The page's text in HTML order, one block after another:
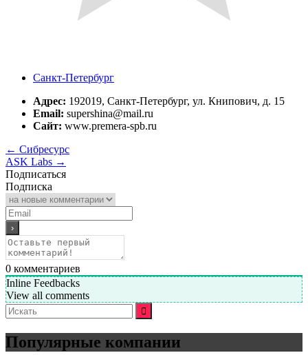
Санкт-Петербург
Адрес: 192019, Санкт-Петербург, ул. Книпович, д. 15
Email: supershina@mail.ru
Сайт: www.premera-spb.ru
← Сибресурс
ASK Labs →
Подписаться
Подписка
0 комментариев
Inline Feedbacks
View all comments
Искать:
Популярные компании